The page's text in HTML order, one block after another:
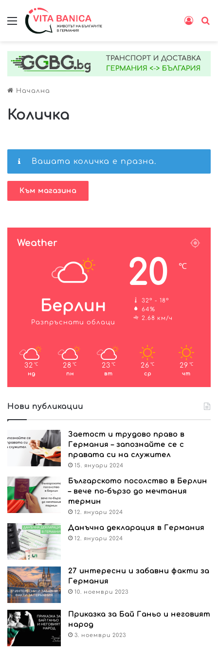
Меню
Начална
Количка
Вашата количка е празна.
Към магазина
Weather
Берлин
Разпръснати облаци
20 ℃
32º - 18º
64%
2.68 км/ч
32 ℃
нд
28 ℃
пн
23 ℃
вт
26 ℃
ср
29 ℃
чт
Нови публикации
Заетост и трудово право в
Германия – запознайте се с
правата си на служител
15. януари 2024
Българското посолство в Берлин
– вече по-бързо до мечтания
термин
12. януари 2024
Данъчна декларация в Германия
12. януари 2024
27 интересни и забавни факти за
Германия
10. ноември 2023
Приказка за Бай Ганьо и неговият
народ
3. ноември 2023